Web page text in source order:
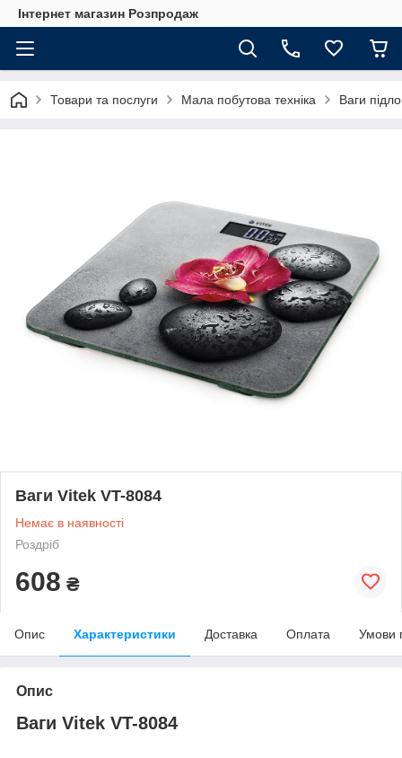
Інтернет магазин Розпродаж
Товари та послуги Мала побутова техніка Ваги
Ваги Vitek VT-8084
Немає в наявності
Роздріб
608 ₴
Опис Характеристики Доставка Оплата Умови
Опис
Ваги Vitek VT-8084